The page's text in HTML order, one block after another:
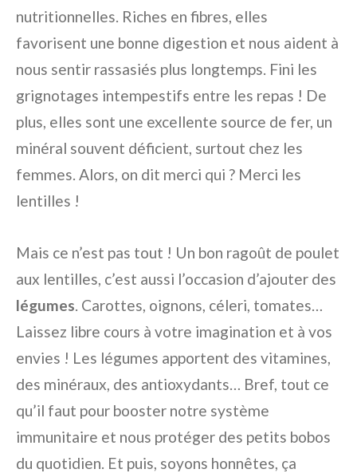
nutritionnelles. Riches en fibres, elles
favorisent une bonne digestion et nous aident à
nous sentir rassasiés plus longtemps. Fini les
grignotages intempestifs entre les repas ! De
plus, elles sont une excellente source de fer, un
minéral souvent déficient, surtout chez les
femmes. Alors, on dit merci qui ? Merci les
lentilles !
Mais ce n’est pas tout ! Un bon ragoût de poulet
aux lentilles, c’est aussi l’occasion d’ajouter des
légumes. Carottes, oignons, céleri, tomates…
Laissez libre cours à votre imagination et à vos
envies ! Les légumes apportent des vitamines,
des minéraux, des antioxydants… Bref, tout ce
qu’il faut pour booster notre système
immunitaire et nous protéger des petits bobos
du quotidien. Et puis, soyons honnêtes, ça